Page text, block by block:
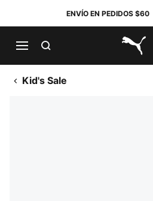
ENVÍO EN PEDIDOS $60
Kid's Sale